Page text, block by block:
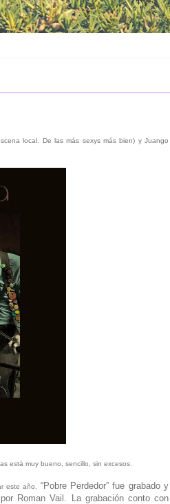
local. De las más sexys más bien) y Juango
está muy bueno, sencillo, sin excesos.
este año. “Pobre Perdedor” fue grabado y
Roman Vail. La grabación conto con